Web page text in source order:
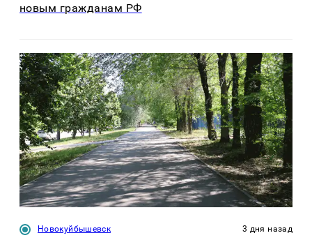
новым гражданам РФ
Новокуйбышевск 3 дня назад